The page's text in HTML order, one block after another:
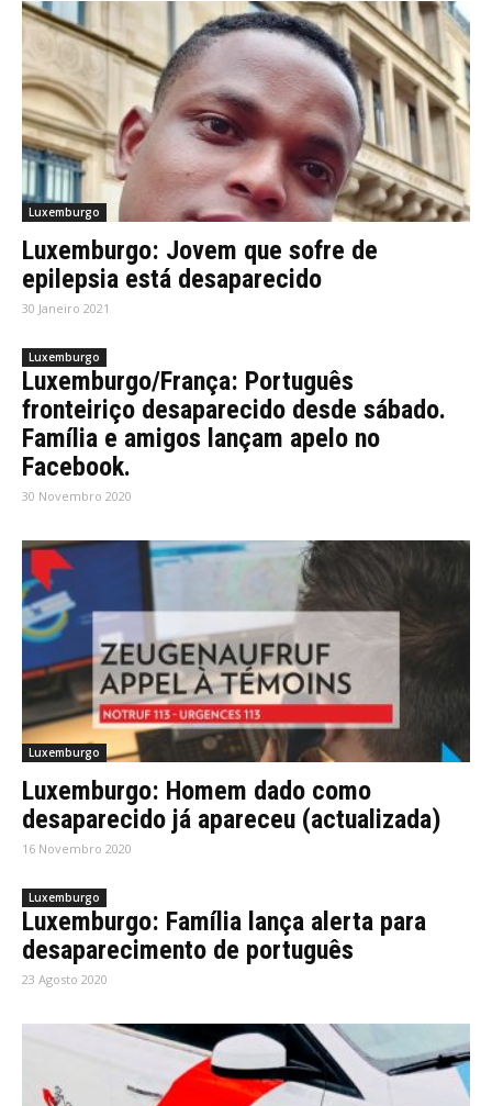
Luxemburgo
Luxemburgo: Jovem que sofre de
epilepsia está desaparecido
30 Janeiro 2021
Luxemburgo
Luxemburgo/França: Português
fronteiriço desaparecido desde sábado.
Família e amigos lançam apelo no
Facebook.
30 Novembro 2020
Luxemburgo
Luxemburgo: Homem dado como
desaparecido já apareceu (actualizada)
16 Novembro 2020
Luxemburgo
Luxemburgo: Família lança alerta para
desaparecimento de português
23 Agosto 2020